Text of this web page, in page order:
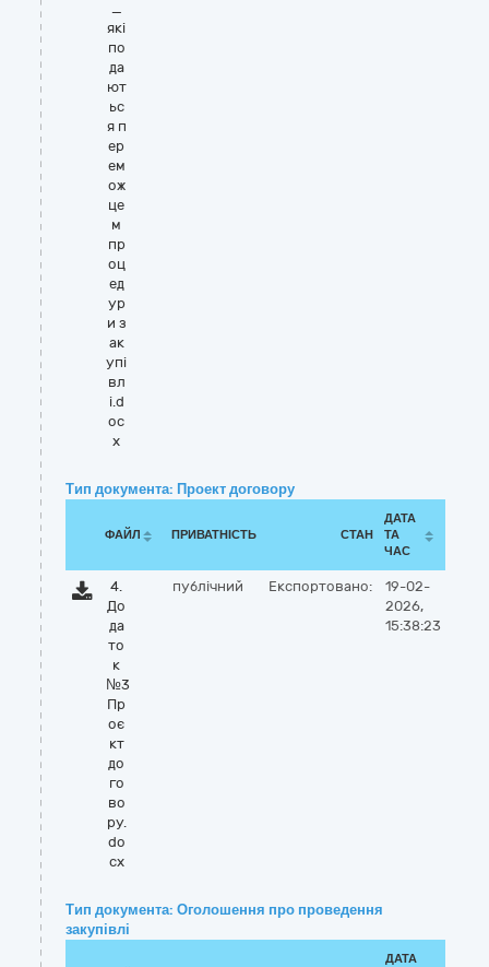
_
які
по
да
ют
ьс
я п
ер
ем
ож
це
м
пр
оц
ед
ур
и з
ак
упі
вл
і.d
oc
x
Тип документа: Проект договору
ФАЙЛ ПРИВАТНІСТЬ СТАН
ДАТА
ТА
ЧАС
4.
До
да
то
к
№3
Пр
оє
кт
до
го
во
ру.
do
cx
публічний Експортовано:
19-02-
2026,
15:38:23
Тип документа: Оголошення про проведення
закупівлі
ДАТА